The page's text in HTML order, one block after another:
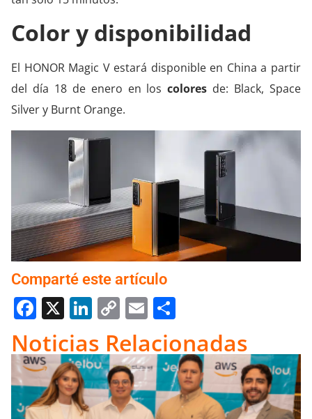
Color y disponibilidad
El HONOR Magic V estará disponible en China a partir
del día 18 de enero en loscolores de: Black, Space
Silver y Burnt Orange.
Comparté este artículo
Facebook
X LinkedIn
Copy
Link
Email
Noticias Relacionadas